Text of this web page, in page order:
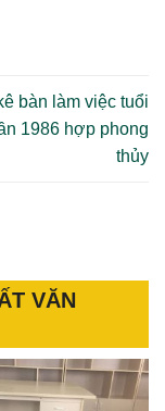
bàn làm việc tuổi
1986 hợp phong
thủy
VĂN